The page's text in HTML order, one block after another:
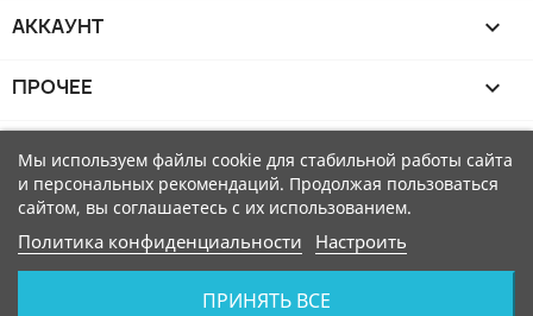
АККАУНТ 
ПРОЧЕЕ 
Мы используем файлы cookie для стабильной работы сайта
и персональных рекомендаций. Продолжая пользоваться
сайтом, вы соглашаетесь с их использованием.
Политика конфиденциальности Настроить
ПРИНЯТЬ ВСЕ